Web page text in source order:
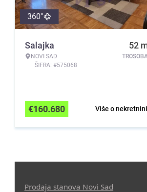
360°
Salajka
NOVI SAD
ŠIFRA: #575068
52
Više o
€160.680
Prodaja stanova Novi Sad